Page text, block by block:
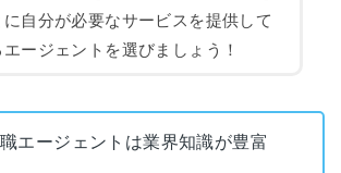
に自分が必要なサービスを提供して
エージェントを選びましょう！
エージェントは業界知識が豊富